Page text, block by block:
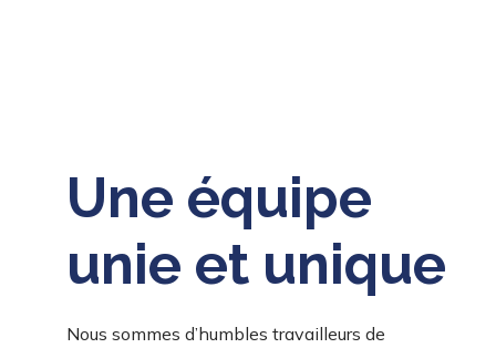
Une équipe
unie et unique
Nous sommes d’humbles travailleurs de